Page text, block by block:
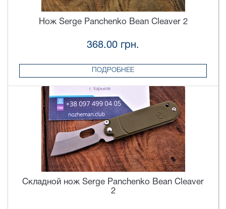
Нож Serge Panchenko Bean Cleaver 2
368.00 грн.
ПОДРОБНЕЕ
Складной нож Serge Panchenko Bean Cleaver
2